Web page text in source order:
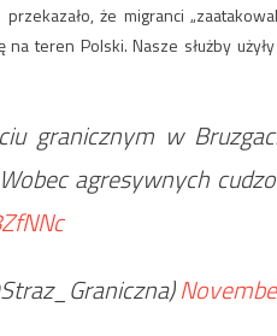
że migranci
teren Polski. Nasze służby
granicznym w
agresywnych